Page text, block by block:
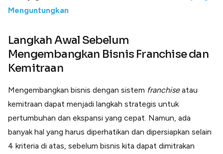
Menguntungkan
Langkah Awal Sebelum
Mengembangkan Bisnis Franchise dan
Kemitraan
Mengembangkan bisnis dengan sistem franchiseatau
kemitraan dapat menjadi langkah strategis untuk
pertumbuhan dan ekspansi yang cepat. Namun, ada
banyak hal yang harus diperhatikan dan dipersiapkan selain
4 kriteria di atas, sebelum bisnis kita dapat dimitrakan